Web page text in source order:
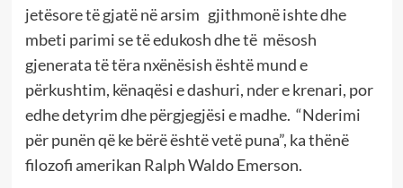
jetësore të gjatë në arsim gjithmonë ishte dhe
mbeti parimi se të edukosh dhe të mësosh
gjenerata të tëra nxënësish është mund e
përkushtim, kënaqësi e dashuri, nder e krenari, por
edhe detyrim dhe përgjegjësi e madhe. “Nderimi
për punën që ke bërë është vetë puna”, ka thënë
filozofi amerikan Ralph Waldo Emerson.